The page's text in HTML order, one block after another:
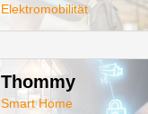
Elektromobilität
Thommy
Smart Home